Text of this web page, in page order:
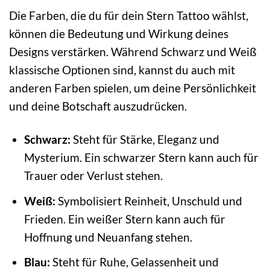
Die Farben, die du für dein Stern Tattoo wählst,
können die Bedeutung und Wirkung deines
Designs verstärken. Während Schwarz und Weiß
klassische Optionen sind, kannst du auch mit
anderen Farben spielen, um deine Persönlichkeit
und deine Botschaft auszudrücken.
Schwarz: Steht für Stärke, Eleganz und
Mysterium. Ein schwarzer Stern kann auch für
Trauer oder Verlust stehen.
Weiß: Symbolisiert Reinheit, Unschuld und
Frieden. Ein weißer Stern kann auch für
Hoffnung und Neuanfang stehen.
Blau: Steht für Ruhe, Gelassenheit und